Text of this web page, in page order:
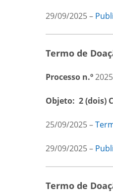
29/09/2025 –
Termo de
Processo n.º
Objeto: 2(dois)
25/09/2025 –
29/09/2025 –
Termo de